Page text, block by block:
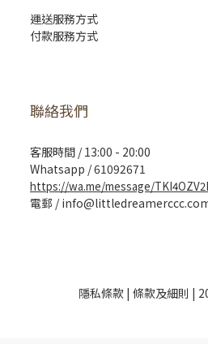
運送服務方式
付款服務方式
聯絡我們
客服時間 / 13:00 - 20:00
Whatsapp / 61092671
https://wa.me/message/
電郵 /
隱私條款 | 條款及細則 |